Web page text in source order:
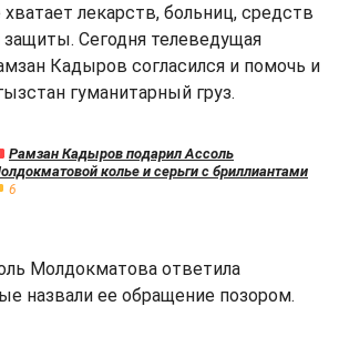
лекарств, больниц, средств
Сегодня телеведущая
Кадыров согласился и помочь и
гуманитарный груз.
Рамзан Кадыров подарил Ассоль
колье и серьги с бриллиантами
6
Молдокматова ответила
назвали ее обращение позором.